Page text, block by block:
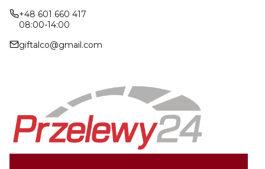
+48 601 660 417
08:00-14:00
giftalco@gmail.com